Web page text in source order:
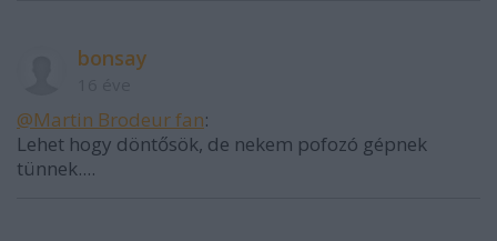
bonsay
@Martin Brodeur fan:
Lehet hogy döntősök, de nekem pofozó gépnek
tünnek....